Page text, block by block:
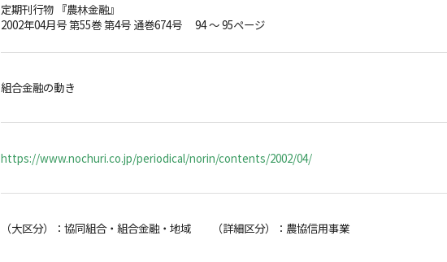
定期刊行物 『農林金融』
2002年04月号 第55巻 第4号 通巻674号 94 ～ 95ページ
組合金融の動き
https://www.nochuri.co.jp/periodical/norin/contents/2002/04/
（大区分）：協同組合・組合金融・地域 （詳細区分）：農協信用事業